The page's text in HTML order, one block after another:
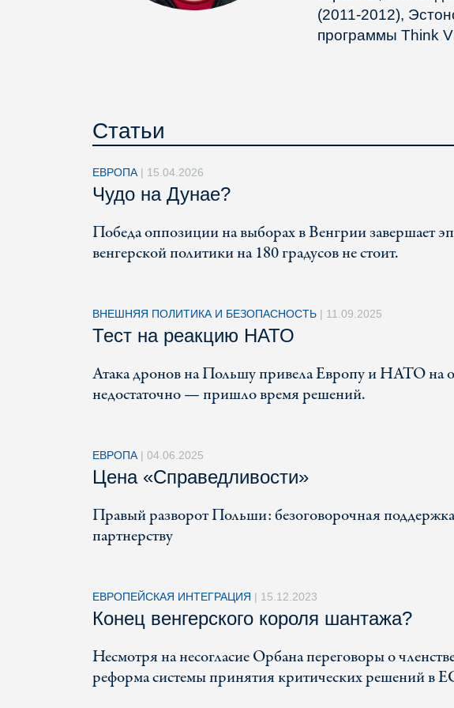
(2011-2012),
программы Think
Статьи
ЕВРОПА | 15.04.2026
Чудо на Дунае?
Победа оппозиции на выборах в Венгрии завершает
венгерской политики на 180 градусов не стоит.
ВНЕШНЯЯ ПОЛИТИКА И БЕЗОПАСНОСТЬ | 11.09.2025
Тест на реакцию НАТО
Атака дронов на Польшу привела Европу и НАТО на
недостаточно — пришло время решений.
ЕВРОПА | 04.06.2025
Цена «Справедливости»
Правый разворот Польши: безоговорочная
партнерству
ЕВРОПЕЙСКАЯ ИНТЕГРАЦИЯ | 15.12.2023
Конец венгерского короля шантажа?
Несмотря на несогласие Орбана переговоры о
реформа системы принятия критических решений в